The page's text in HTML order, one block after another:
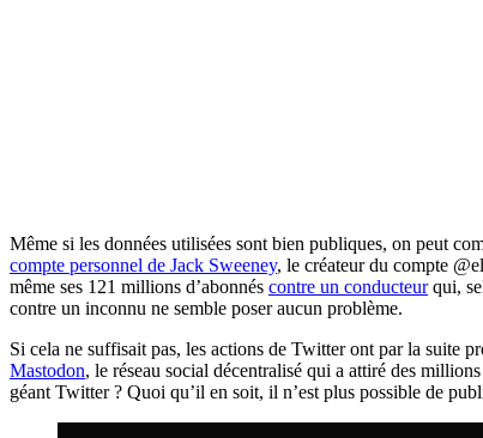
Même si les données utilisées sont bien publiques, on peut
compte personnel de Jack Sweeney, le créateur du compte
même ses 121 millions d’abonnés contre un conducteurqui,
contre un inconnu ne semble poser aucun problème.
Si cela ne suffisait pas, les actions de Twitter ont par la suite
Mastodon, le réseau social décentralisé qui a attiré des
géant Twitter ? Quoi qu’il en soit, il n’est plus possible de